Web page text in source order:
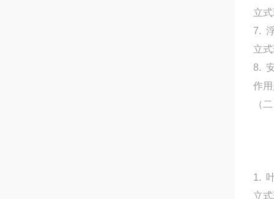
立
7.
立
8.
作
（
1.
立